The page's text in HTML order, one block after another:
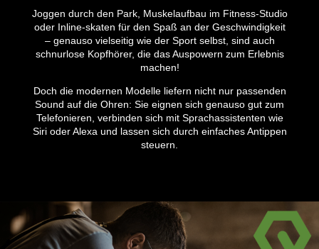
Joggen durch den Park, Muskelaufbau im Fitness-Studio
oder Inline-skaten für den Spaß an der Geschwindigkeit
– genauso vielseitig wie der Sport selbst, sind auch
schnurlose Kopfhörer, die das Auspowern zum Erlebnis
machen!
Doch die modernen Modelle liefern nicht nur passenden
Sound auf die Ohren: Sie eignen sich genauso gut zum
Telefonieren, verbinden sich mit Sprachassistenten wie
Siri oder Alexa und lassen sich durch einfaches Antippen
steuern.